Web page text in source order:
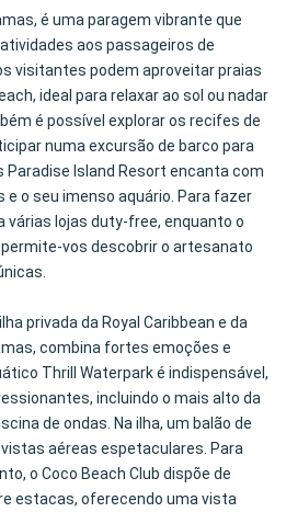
é uma paragem vibrante que
aos passageiros de
visitantes podem aproveitar praias
ideal para relaxar ao sol ou nadar
é possível explorar os recifes de
numa excursão de barco para
Paradise Island Resort encanta com
o seu imenso aquário. Para fazer
várias lojas duty-free, enquanto o
vos descobrir o artesanato
privada da Royal Caribbean e da
combina fortes emoções e
Thrill Waterpark é indispensável,
incluindo o mais alto da
de ondas. Na ilha, um balão de
aéreas espetaculares. Para
o Coco Beach Club dispõe de
estacas, oferecendo uma vista